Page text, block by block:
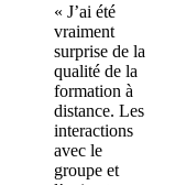
« J’ai été
vraiment
surprise de la
qualité de la
formation à
distance. Les
interactions
avec le
groupe et